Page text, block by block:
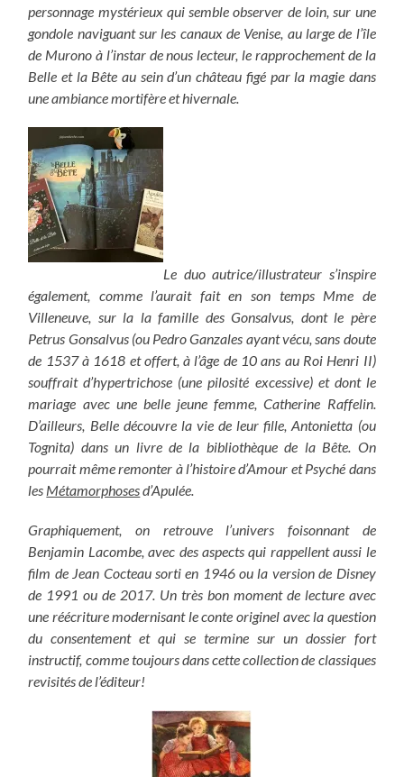
personnage mystérieux qui semble observer de loin, sur une
gondole naviguant sur les canaux de Venise, au large de l’île
de Murono à l’instar de nous lecteur, le rapprochement de la
Belle et la Bête au sein d’un château figé par la magie dans
une ambiance mortifère et hivernale.
Le duo autrice/illustrateur s’inspire
également, comme l’aurait fait en son temps Mme de
Villeneuve, sur la la famille des Gonsalvus, dont le père
Petrus Gonsalvus (ou Pedro Ganzales ayant vécu, sans doute
de 1537 à 1618 et offert, à l’âge de 10 ans au Roi Henri II)
souffrait d’hypertrichose (une pilosité excessive) et dont le
mariage avec une belle jeune femme, Catherine Raffelin.
D’ailleurs, Belle découvre la vie de leur fille, Antonietta (ou
Tognita) dans un livre de la bibliothèque de la Bête. On
pourrait même remonter à l’histoire d’Amour et Psyché dans
les Métamorphosesd’Apulée.
Graphiquement, on retrouve l’univers foisonnant de
Benjamin Lacombe, avec des aspects qui rappellent aussi le
film de Jean Cocteau sorti en 1946 ou la version de Disney
de 1991 ou de 2017. Un très bon moment de lecture avec
une réécriture modernisant le conte originel avec la question
du consentement et qui se termine sur un dossier fort
instructif, comme toujours dans cette collection de classiques
revisités de l’éditeur!